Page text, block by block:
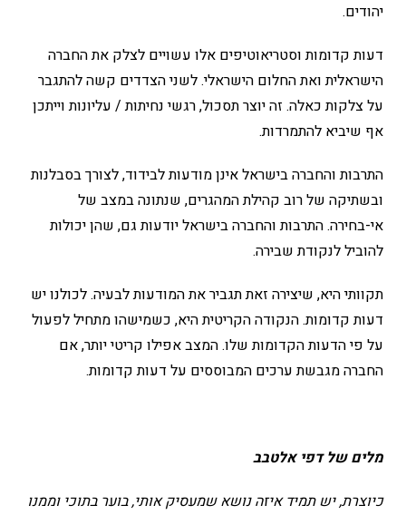
יהודים.
דעות קדומות וסטריאוטיפים אלו עשויים לצלק את החברה
הישראלית ואת החלום הישראלי. לשני הצדדים קשה להתגבר
על צלקות כאלה. זה יוצר תסכול, רגשי נחיתות / עליונות וייתכן
אף שיביא להתמרדות.
התרבות והחברה בישראל אינן מודעות לבידוד, לצורך בסבלנות
ובשתיקה של רוב קהילת המהגרים, שנתונה במצב של
אי-בחירה. התרבות והחברה בישראל יודעות גם, שהן יכולות
להוביל לנקודת שבירה.
תקוותי היא, שיצירה זאת תגביר את המודעות לבעיה. לכולנו יש
דעות קדומות. הנקודה הקריטית היא, כשמישהו מתחיל לפעול
על פי הדעות הקדומות שלו. המצב אפילו קריטי יותר, אם
החברה מגבשת ערכים המבוססים על דעות קדומות.
מלים של דפי אלטבב
כיוצרת, יש תמיד איזה נושא שמעסיק אותי, בוער בתוכי וממנו